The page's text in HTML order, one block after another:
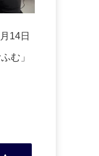
14日
む」